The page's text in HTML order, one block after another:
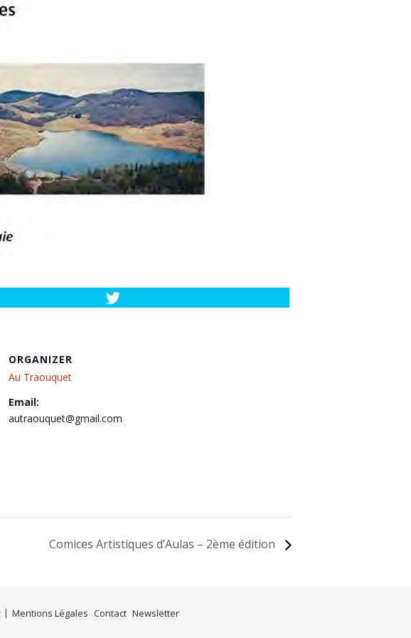
ORGANIZER
Au Traouquet
Email:
autraouquet@gmail.com
Comices Artistiques d’Aulas – 2ème édition
Mentions Légales Contact Newsletter